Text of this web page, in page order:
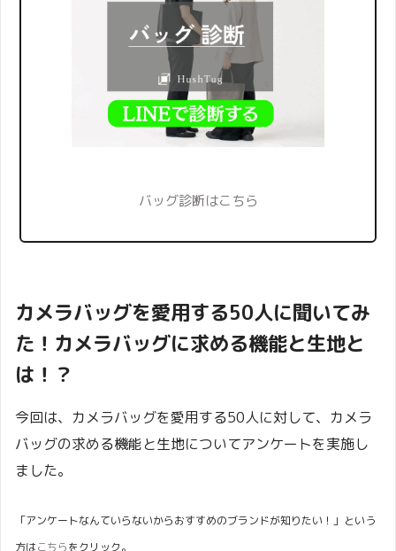
バッグ診断はこちら
カメラバッグを愛用する50人に聞いてみ
た！カメラバッグに求める機能と生地と
は！？
今回は、カメラバッグを愛用する50人に対して、カメラ
バッグの求める機能と生地についてアンケートを実施し
ました。
「アンケートなんていらないからおすすめのブランドが知りたい！」という
方はこちらをクリック。